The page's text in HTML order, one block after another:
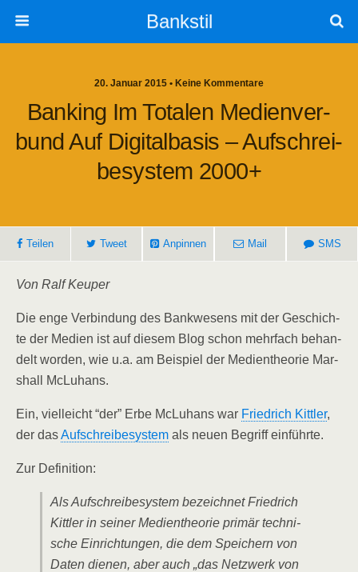
Bankstil
20. Januar 2015 • Keine Kommentare
Ban­king Im Tota­len Medi­en­ver­
Bund Auf Digi­tal­ba­sis – Auf­schrei­
Be­sys­tem 2000+
Tei­len Tweet Anpin­nen Mail SMS
Von Ralf Keuper
Die enge Ver­bin­dung des Bank­we­sens mit der Geschich­
te der Medi­en ist auf die­sem Blog schon mehr­fach behan­
delt wor­den, wie u.a. am Bei­spiel der Medi­en­theo­rie Mar­
shall McLuhans.
Ein, viel­leicht “der” Erbe McLuhans war Fried­rich Kitt­ler,
der dasAuf­schrei­be­sys­tem als neu­en Begriff einführte.
Zur Defi­ni­ti­on:
Als Auf­schrei­be­sys­tem bezeich­net Fried­rich
Kitt­ler in sei­ner Medi­en­theo­rie pri­mär tech­ni­
sche Ein­rich­tun­gen, die dem Spei­chern von
Daten die­nen, aber auch „das Netz­werk von